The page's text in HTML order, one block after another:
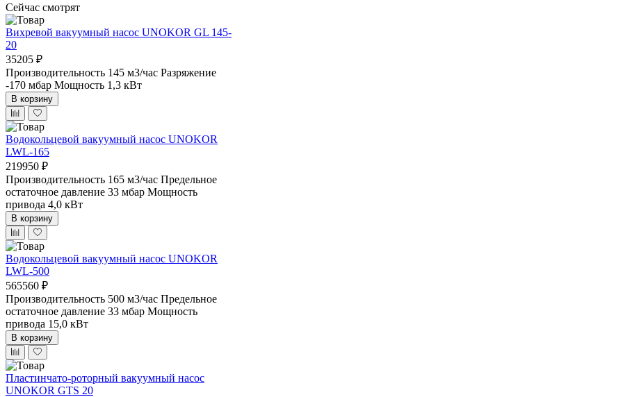
Сейчас смотрят
Вихревой вакуумный насос UNOKOR GL 145-
20
35205 ₽
Производительность 145 м3/час Разряжение
-170 мбар Мощность 1,3 кВт
В корзину
Водокольцевой вакуумный насос UNOKOR
LWL-165
219950 ₽
Производительность 165 м3/час Предельное
остаточное давление 33 мбар Мощность
привода 4,0 кВт
В корзину
Водокольцевой вакуумный насос UNOKOR
LWL-500
565560 ₽
Производительность 500 м3/час Предельное
остаточное давление 33 мбар Мощность
привода 15,0 кВт
В корзину
Пластинчато-роторный вакуумный насос
UNOKOR GTS 20